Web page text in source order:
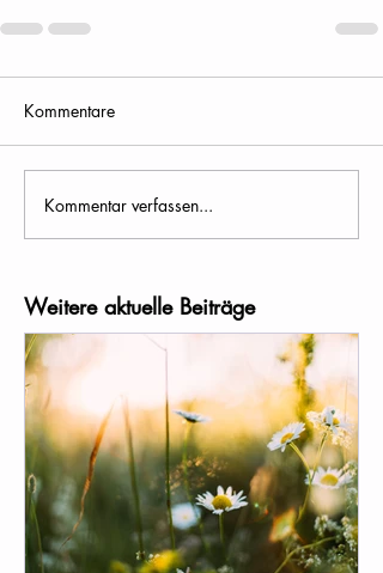
Kommentare
Kommentar verfassen...
Weitere aktuelle Beiträge